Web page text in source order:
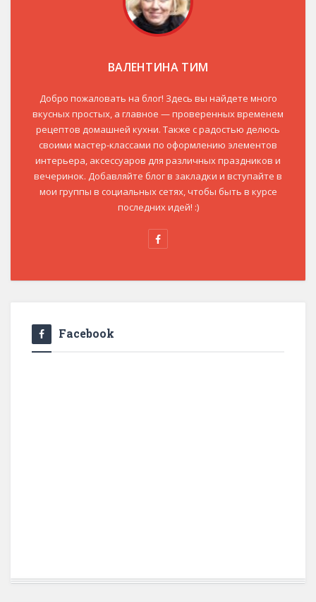
ВАЛЕНТИНА ТИМ
Добро пожаловать на блог! Здесь вы найдете много
вкусных простых, а главное — проверенных временем
рецептов домашней кухни. Также с радостью делюсь
своими мастер-классами по оформлению элементов
интерьера, аксессуаров для различных праздников и
вечеринок. Добавляйте блог в закладки и вступайте в
мои группы в социальных сетях, чтобы быть в курсе
последних идей! :)
Facebook